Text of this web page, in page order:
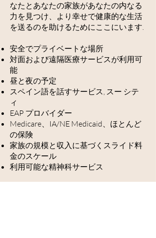
なたとあなたの家族があなたの内なる
力を見つけ、より幸せで健康的な生活
を送るのを助けるためにここにいます.
安全でプライベートな場所
対面および遠隔医療サービスが利用可
能
昼と夜の予定
スペイン語を話すサービス, スー シテ
ィ
EAP プロバイダー
Medicare、IA/NE Medicaid、ほとんど
の保険
家族の規模と収入に基づくスライド料
金のスケール
利用可能な精神科サービス